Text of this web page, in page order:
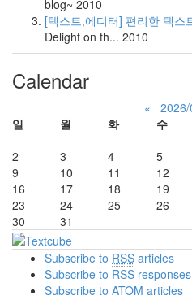
blog~ 2010
[텍스트,에디터] 편리한 텍스
Delight on th... 2010
Calendar
« 2026/
일
월 화 수
2
3 4 5
9
10 11 12
16
17 18 19
23
24 25 26
30
31
Subscribe to RSS articles
Subscribe to RSS responses
Subscribe to ATOM articles